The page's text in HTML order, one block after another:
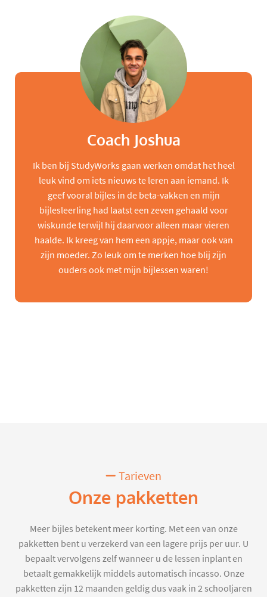
Coach Joshua
Ik ben bij StudyWorks gaan werken omdat het heel
leuk vind om iets nieuws te leren aan iemand. Ik
geef vooral bijles in de beta-vakken en mijn
bijlesleerling had laatst een zeven gehaald voor
wiskunde terwijl hij daarvoor alleen maar vieren
haalde. Ik kreeg van hem een appje, maar ook van
zijn moeder. Zo leuk om te merken hoe blij zijn
ouders ook met mijn bijlessen waren!
Tarieven
Onze pakketten
Meer bijles betekent meer korting. Met een van onze
pakketten bent u verzekerd van een lagere prijs per uur. U
bepaalt vervolgens zelf wanneer u de lessen inplant en
betaalt gemakkelijk middels automatisch incasso. Onze
pakketten zijn 12 maanden geldig dus vaak in 2 schooljaren